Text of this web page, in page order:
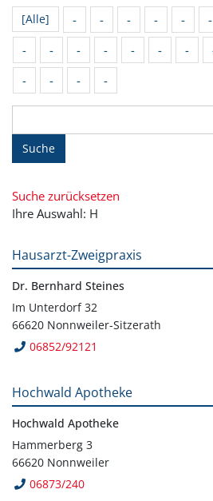
[Alle] - - - - - -
-
- - - - - -
-
- - -
Suche
Suche zurücksetzen
Ihre Auswahl: H
Hausarzt-Zweigpraxis
Dr. Bernhard Steines
Im Unterdorf 32
66620 Nonnweiler-Sitzerath
06852/92121
Hochwald Apotheke
Hochwald Apotheke
Hammerberg 3
66620 Nonnweiler
06873/240